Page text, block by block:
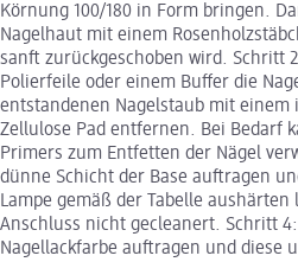
Körnung 100/180 in Form bringen.
Nagelhaut mit einem
sanft zurückgeschoben wird. Schritt
Polierfeile oder einem Buffer die
entstandenen Nagelstaub mit einem
Zellulose Pad entfernen. Bei Bedarf
Primers zum Entfetten der Nägel
dünne Schicht der Base auftragen
Lampe gemäß der Tabelle
Anschluss nicht gecleanert. Schritt
Nagellackfarbe auftragen und diese